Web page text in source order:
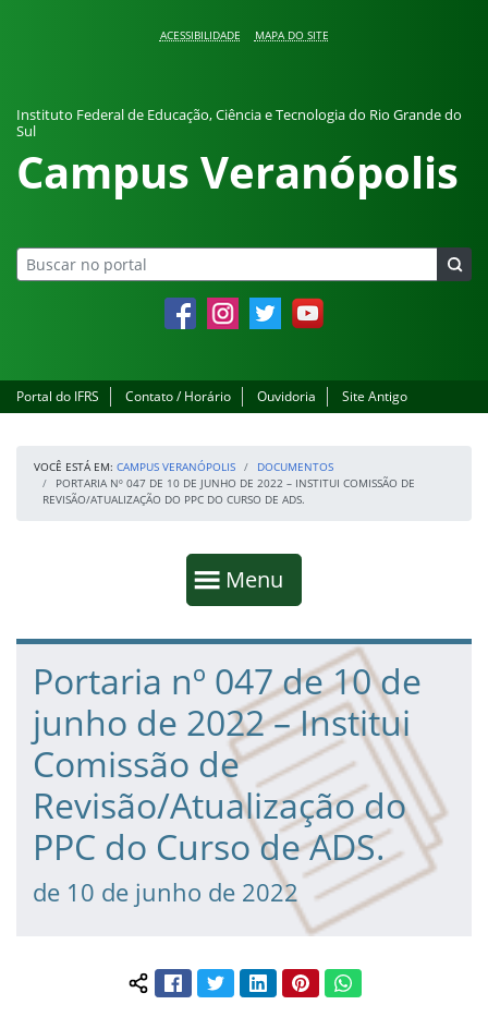
ACESSIBILIDADE MAPA DO SITE
Instituto Federal de Educação, Ciência e Tecnologia do Rio Grande do
Sul
Campus Veranópolis
FacebookInstagramTwitter YouTube
Portal do IFRS Contato / Horário Ouvidoria Site Antigo
VOCÊ ESTÁ EM: CAMPUS VERANÓPOLIS
DOCUMENTOS
PORTARIA Nº 047 DE 10 DE JUNHO DE 2022 – INSTITUI COMISSÃO DE
REVISÃO/ATUALIZAÇÃO DO PPC DO CURSO DE ADS.
Mostrar
Menu
Fim da navegação
Início do conteúdo
Portaria nº 047 de 10 de
junho de 2022 – Institui
Comissão de
Revisão/Atualização do
PPC do Curso de ADS.
de 10 de junho de 2022
Compartilhar conteúdo:
FacebookTwitterLinkedInPinterestWhatsApp